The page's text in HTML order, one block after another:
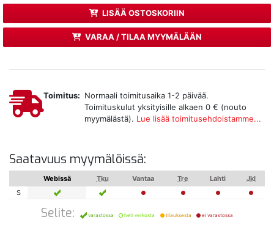
LISÄÄ OSTOSKORIIN
VARAA / TILAA MYYMÄLÄÄN
Toimitus: Normaali toimitusaika 1-2 päivää.
Toimituskulut yksityisille alkaen 0 € (nouto
myymälästä). Lue lisää toimitusehdoistamme...
Saatavuus myymälöissä:
Webissä Tku Vantaa Tre Lahti
Jkl
S
Selite: varastossa heti verkosta tilauksesta ei varastossa